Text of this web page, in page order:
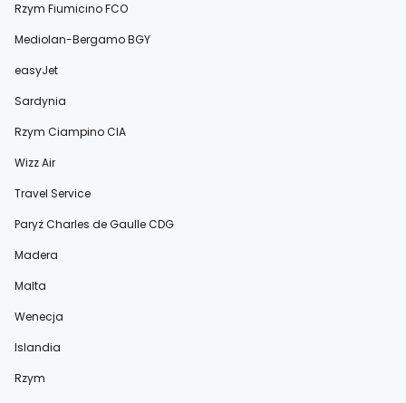
Rzym Fiumicino FCO
Mediolan-Bergamo BGY
easyJet
Sardynia
Rzym Ciampino CIA
Wizz Air
Travel Service
Paryż Charles de Gaulle CDG
Madera
Malta
Wenecja
Islandia
Rzym